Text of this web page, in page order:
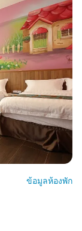
ข้อมูลห้องพัก